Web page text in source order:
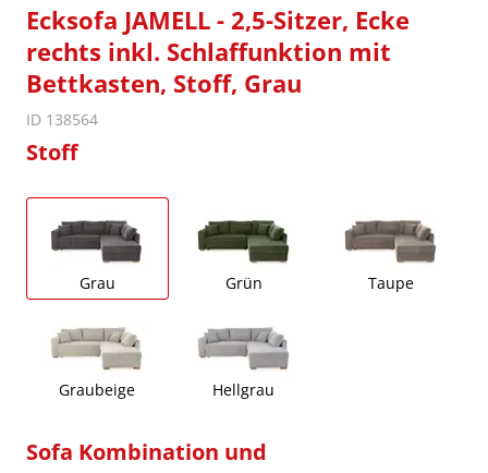
Ecksofa JAMELL - 2,5-Sitzer, Ecke
rechts inkl. Schlaffunktion mit
Bettkasten, Stoff, Grau
ID 138564
Stoff
Grau Grün Taupe
Graubeige Hellgrau
Sofa Kombination und